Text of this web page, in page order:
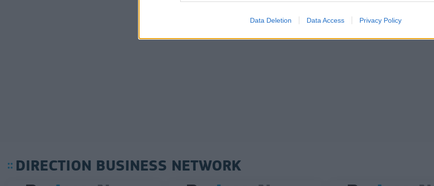
Data Deletion Data Access Privacy Policy
DIRECTION BUSINESS NETWORK